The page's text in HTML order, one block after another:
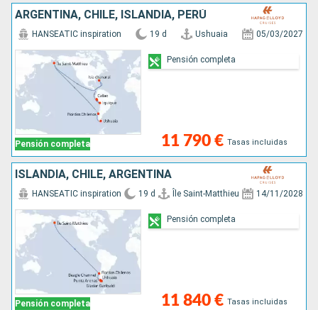
ARGENTINA, CHILE, ISLANDIA, PERÚ
Pensión completa
HANSEATIC inspiration 19 d Ushuaia 05/03/2027
11 790 € Tasas incluidas
Pensión completa
ISLANDIA, CHILE, ARGENTINA
Pensión completa
HANSEATIC inspiration 19 d Île Saint-Matthieu 14/11/2028
11 840 € Tasas incluidas
Pensión completa